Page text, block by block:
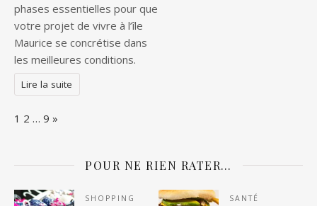
phases essentielles pour que
votre projet de vivre à l’île
Maurice se concrétise dans
les meilleures conditions.
Lire la suite
Page:
1 2 … 9 Next
»
POUR NE RIEN RATER…
SHOPPING SANTÉ